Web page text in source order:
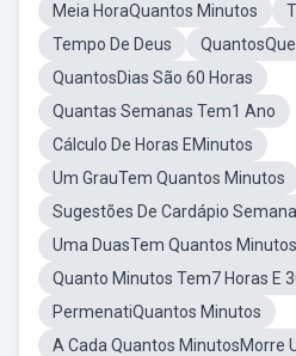
Meia HoraQuantos Minutos
Tempo De Deus
QuantosDias São 60 Horas
Quantas Semanas Tem1 Ano
Cálculo De Horas EMinutos
Um GrauTem Quantos Minutos
Sugestões De Cardápio Semanal
Uma DuasTem Quantos Minutos
Quanto Minutos Tem7 Horas E
PermenatiQuantos Minutos
A Cada Quantos MinutosMorre